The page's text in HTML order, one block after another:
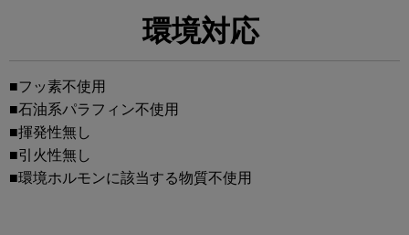
環境対応
■フッ素不使用
■石油系パラフィン不使用
■揮発性無し
■引火性無し
■環境ホルモンに該当する物質不使用